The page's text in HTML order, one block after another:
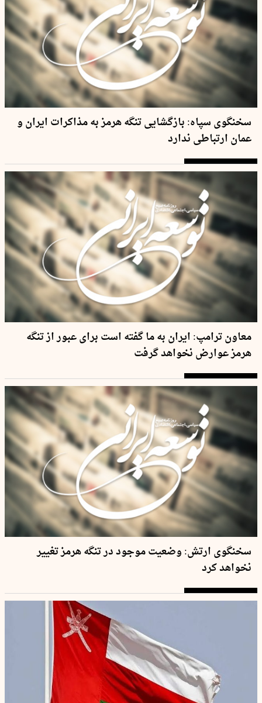
سخنگوی سپاه: بازگشایی تنگه هرمز به مذاکرات ایران و
عمان ارتباطی ندارد
معاون ترامپ: ایران به ما گفته است برای عبور از تنگه
هرمز عوارض نخواهد گرفت
سخنگوی ارتش: وضعیت موجود در تنگه هرمز تغییر
نخواهد کرد